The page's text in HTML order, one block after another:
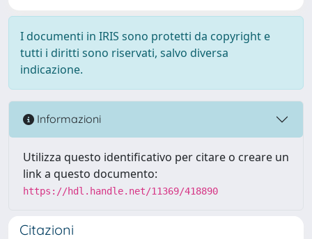
I documenti in IRIS sono protetti da copyright e
tutti i diritti sono riservati, salvo diversa
indicazione.
Informazioni
Utilizza questo identificativo per citare o creare un
link a questo documento:
https://hdl.handle.net/11369/418890
Citazioni